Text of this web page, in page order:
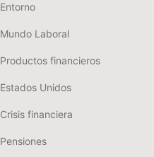
Entorno
Mundo Laboral
Productos financieros
Estados Unidos
Crisis financiera
Pensiones